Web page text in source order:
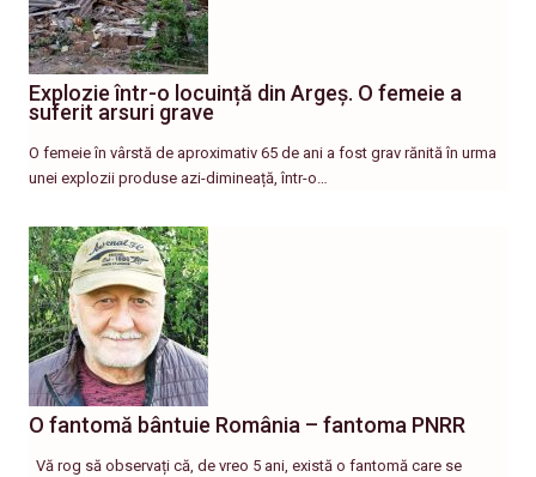
Explozie într-o locuință din Argeș. O femeie a
suferit arsuri grave
O femeie în vârstă de aproximativ 65 de ani a fost grav rănită în urma
unei explozii produse azi-dimineață, într-o…
O fantomă bântuie România – fantoma PNRR
Vă rog să observați că, de vreo 5 ani, există o fantomă care se